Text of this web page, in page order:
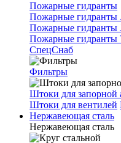
Пожарные гидранты
Пожарные гидранты
Пожарные гидранты
Пожарные гидранты
СпецСнаб
Фильтры
Штоки для запорной
Штоки для вентилей
Нержавеющая сталь
Нержавеющая сталь